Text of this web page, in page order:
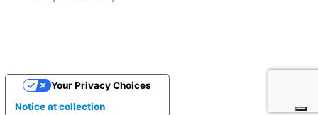
Notice at collection
Your Privacy Choices